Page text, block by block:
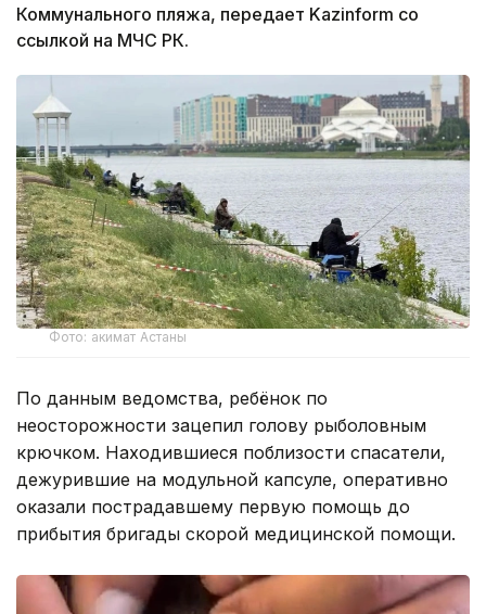
Коммунального пляжа, передает Kazinform со
ссылкой на МЧС РК.
Фото: акимат Астаны
По данным ведомства, ребёнок по
неосторожности зацепил голову рыболовным
крючком. Находившиеся поблизости спасатели,
дежурившие на модульной капсуле, оперативно
оказали пострадавшему первую помощь до
прибытия бригады скорой медицинской помощи.